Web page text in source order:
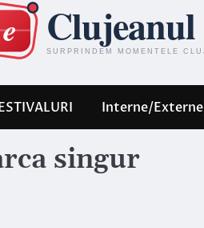
Interne/Externe
singur